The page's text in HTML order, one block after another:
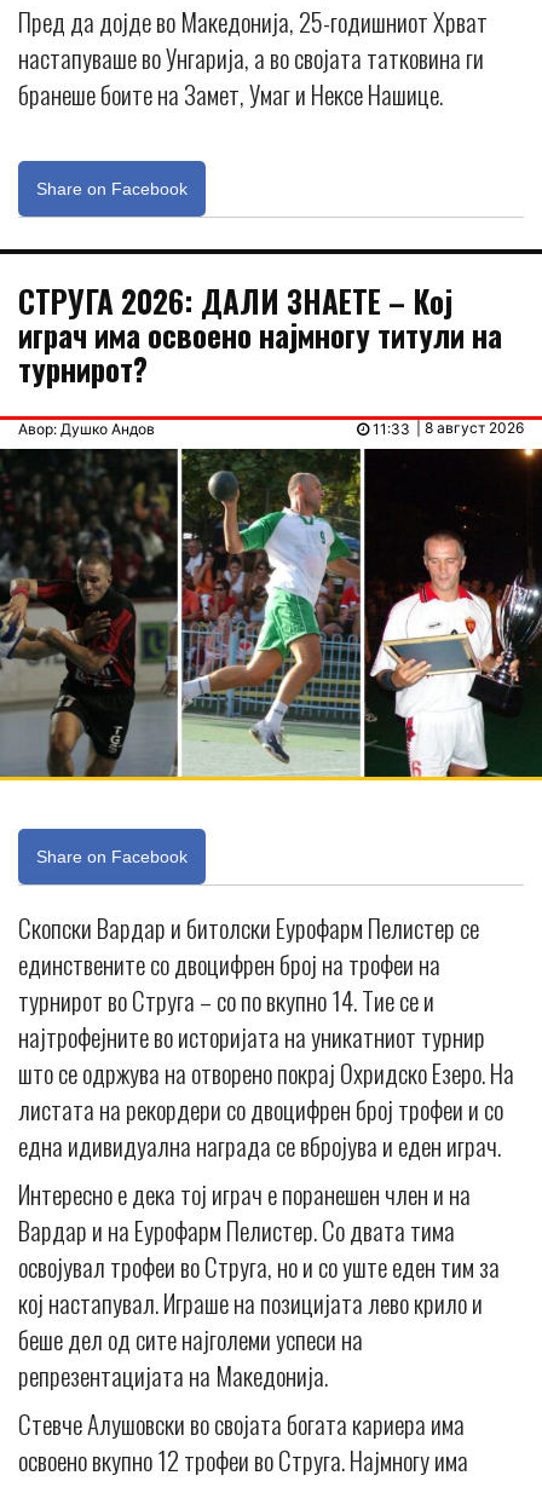
Пред да дојде во Македонија, 25-годишниот Хрват
настапуваше во Унгарија, а во својата татковина ги
бранеше боите на Замет, Умаг и Нексе Нашице.
Share on Facebook
СТРУГА 2026: ДАЛИ ЗНАЕТЕ – Кој
играч има освоено најмногу титули на
турнирот?
Авор: Душко Андов | 8 август 2026
11:33
Share on Facebook
Скопски Вардар и битолски Еурофарм Пелистер се
единствените со двоцифрен број на трофеи на
турнирот во Струга – со по вкупно 14. Тие се и
најтрофејните во историјата на уникатниот турнир
што се одржува на отворено покрај Охридско Езеро. На
листата на рекордери со двоцифрен број трофеи и со
една идивидуална награда се вбројува и еден играч.
Интересно е дека тој играч е поранешен член и на
Вардар и на Еурофарм Пелистер. Со двата тима
освојувал трофеи во Струга, но и со уште еден тим за
кој настапувал. Играше на позицијата лево крило и
беше дел од сите најголеми успеси на
репрезентацијата на Македонија.
Стевче Алушовски во својата богата кариера има
освоено вкупно 12 трофеи во Струга. Најмногу има